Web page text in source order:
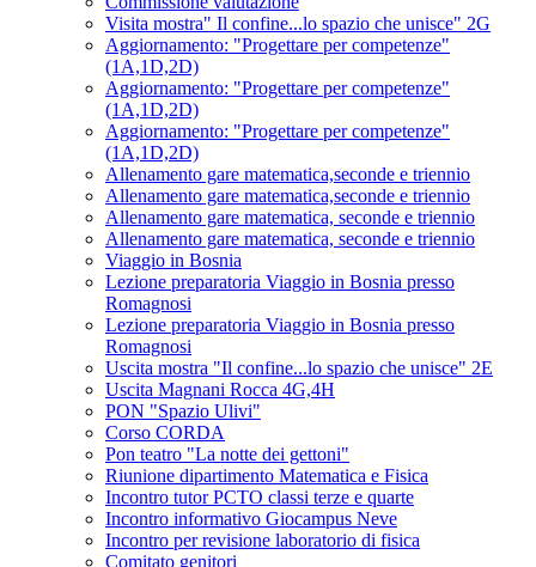
Visita mostra" Il confine...lo spazio che unisce" 2G
Aggiornamento: "Progettare per competenze"
(1A,1D,2D)
Aggiornamento: "Progettare per competenze"
(1A,1D,2D)
Aggiornamento: "Progettare per competenze"
(1A,1D,2D)
Allenamento gare matematica,seconde e triennio
Allenamento gare matematica,seconde e triennio
Allenamento gare matematica, seconde e triennio
Allenamento gare matematica, seconde e triennio
Viaggio in Bosnia
Lezione preparatoria Viaggio in Bosnia presso
Romagnosi
Lezione preparatoria Viaggio in Bosnia presso
Romagnosi
Uscita mostra "Il confine...lo spazio che unisce" 2E
Uscita Magnani Rocca 4G,4H
PON "Spazio Ulivi"
Corso CORDA
Pon teatro "La notte dei gettoni"
Riunione dipartimento Matematica e Fisica
Incontro tutor PCTO classi terze e quarte
Incontro informativo Giocampus Neve
Incontro per revisione laboratorio di fisica
Comitato genitori